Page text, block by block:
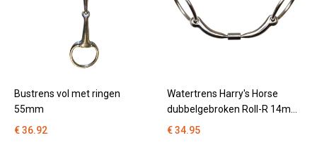
Bustrens vol met ringen
55mm
€ 36.92
Watertrens Harry's Horse
dubbelgebroken Roll-R 14mm
anatomisch
€ 34.95